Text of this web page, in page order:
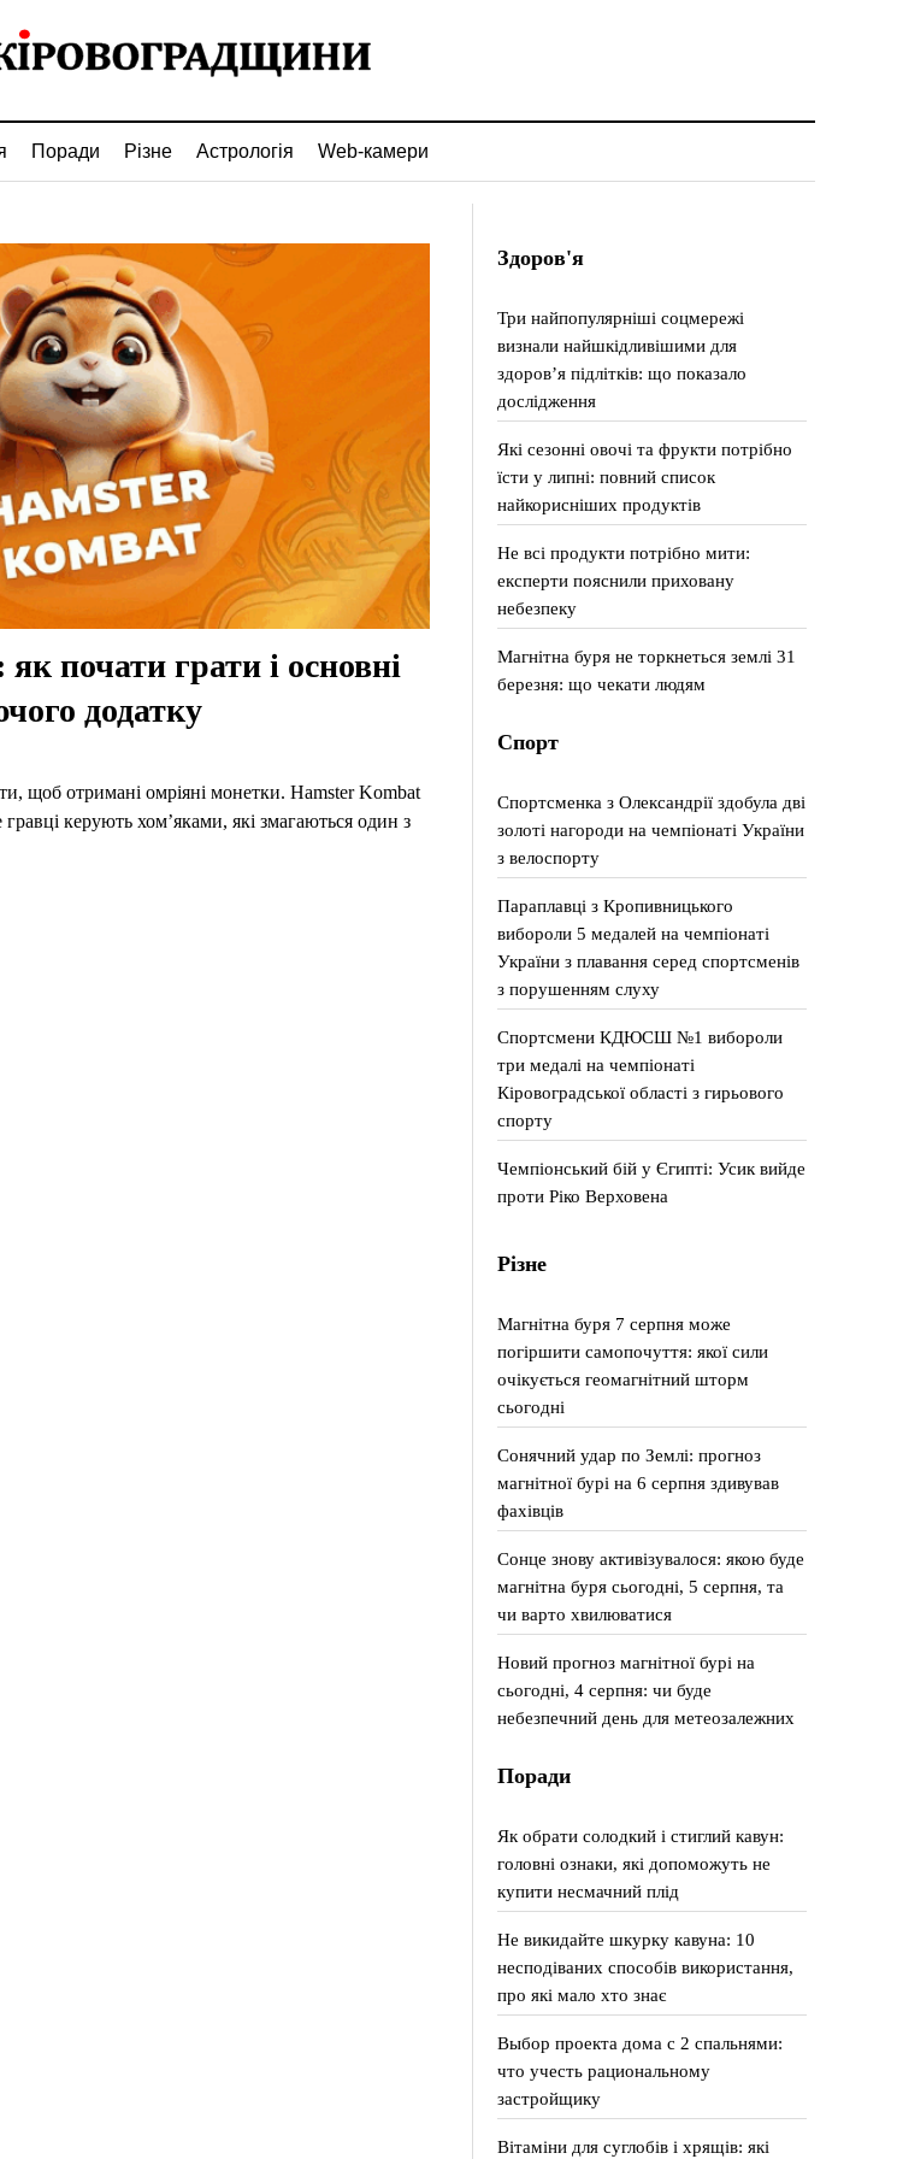
Поради Різне Астрологія Web-камери
почати грати і основні
додатку
щоб отримані омріяні монетки. Hamster Kombat
керують хом’яками, які змагаються один з
Здоров'я
Три найпопулярніші соцмережі
визнали найшкідливішими для
здоров’я підлітків: що показало
дослідження
Які сезонні овочі та фрукти потрібно
їсти у липні: повний список
найкорисніших продуктів
Не всі продукти потрібно мити:
експерти пояснили приховану
небезпеку
Магнітна буря не торкнеться землі 31
березня: що чекати людям
Спорт
Спортсменка з Олександрії здобула дві
золоті нагороди на чемпіонаті України
з велоспорту
Параплавці з Кропивницького
вибороли 5 медалей на чемпіонаті
України з плавання серед спортсменів
з порушенням слуху
Спортсмени КДЮСШ №1 вибороли
три медалі на чемпіонаті
Кіровоградської області з гирьового
спорту
Чемпіонський бій у Єгипті: Усик вийде
проти Ріко Верховена
Різне
Магнітна буря 7 серпня може
погіршити самопочуття: якої сили
очікується геомагнітний шторм
сьогодні
Сонячний удар по Землі: прогноз
магнітної бурі на 6 серпня здивував
фахівців
Сонце знову активізувалося: якою буде
магнітна буря сьогодні, 5 серпня, та
чи варто хвилюватися
Новий прогноз магнітної бурі на
сьогодні, 4 серпня: чи буде
небезпечний день для метеозалежних
Поради
Як обрати солодкий і стиглий кавун:
головні ознаки, які допоможуть не
купити несмачний плід
Не викидайте шкурку кавуна: 10
несподіваних способів використання,
про які мало хто знає
Выбор проекта дома с 2 спальнями:
что учесть рациональному
застройщику
Вітаміни для суглобів і хрящів: які